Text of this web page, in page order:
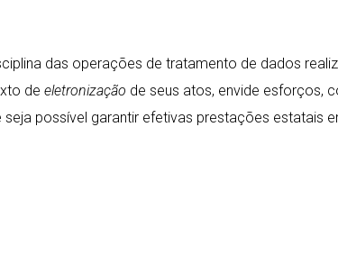
das operações de tratamento de dados
de eletronização de seus atos, envide esforços,
possível garantir efetivas prestações